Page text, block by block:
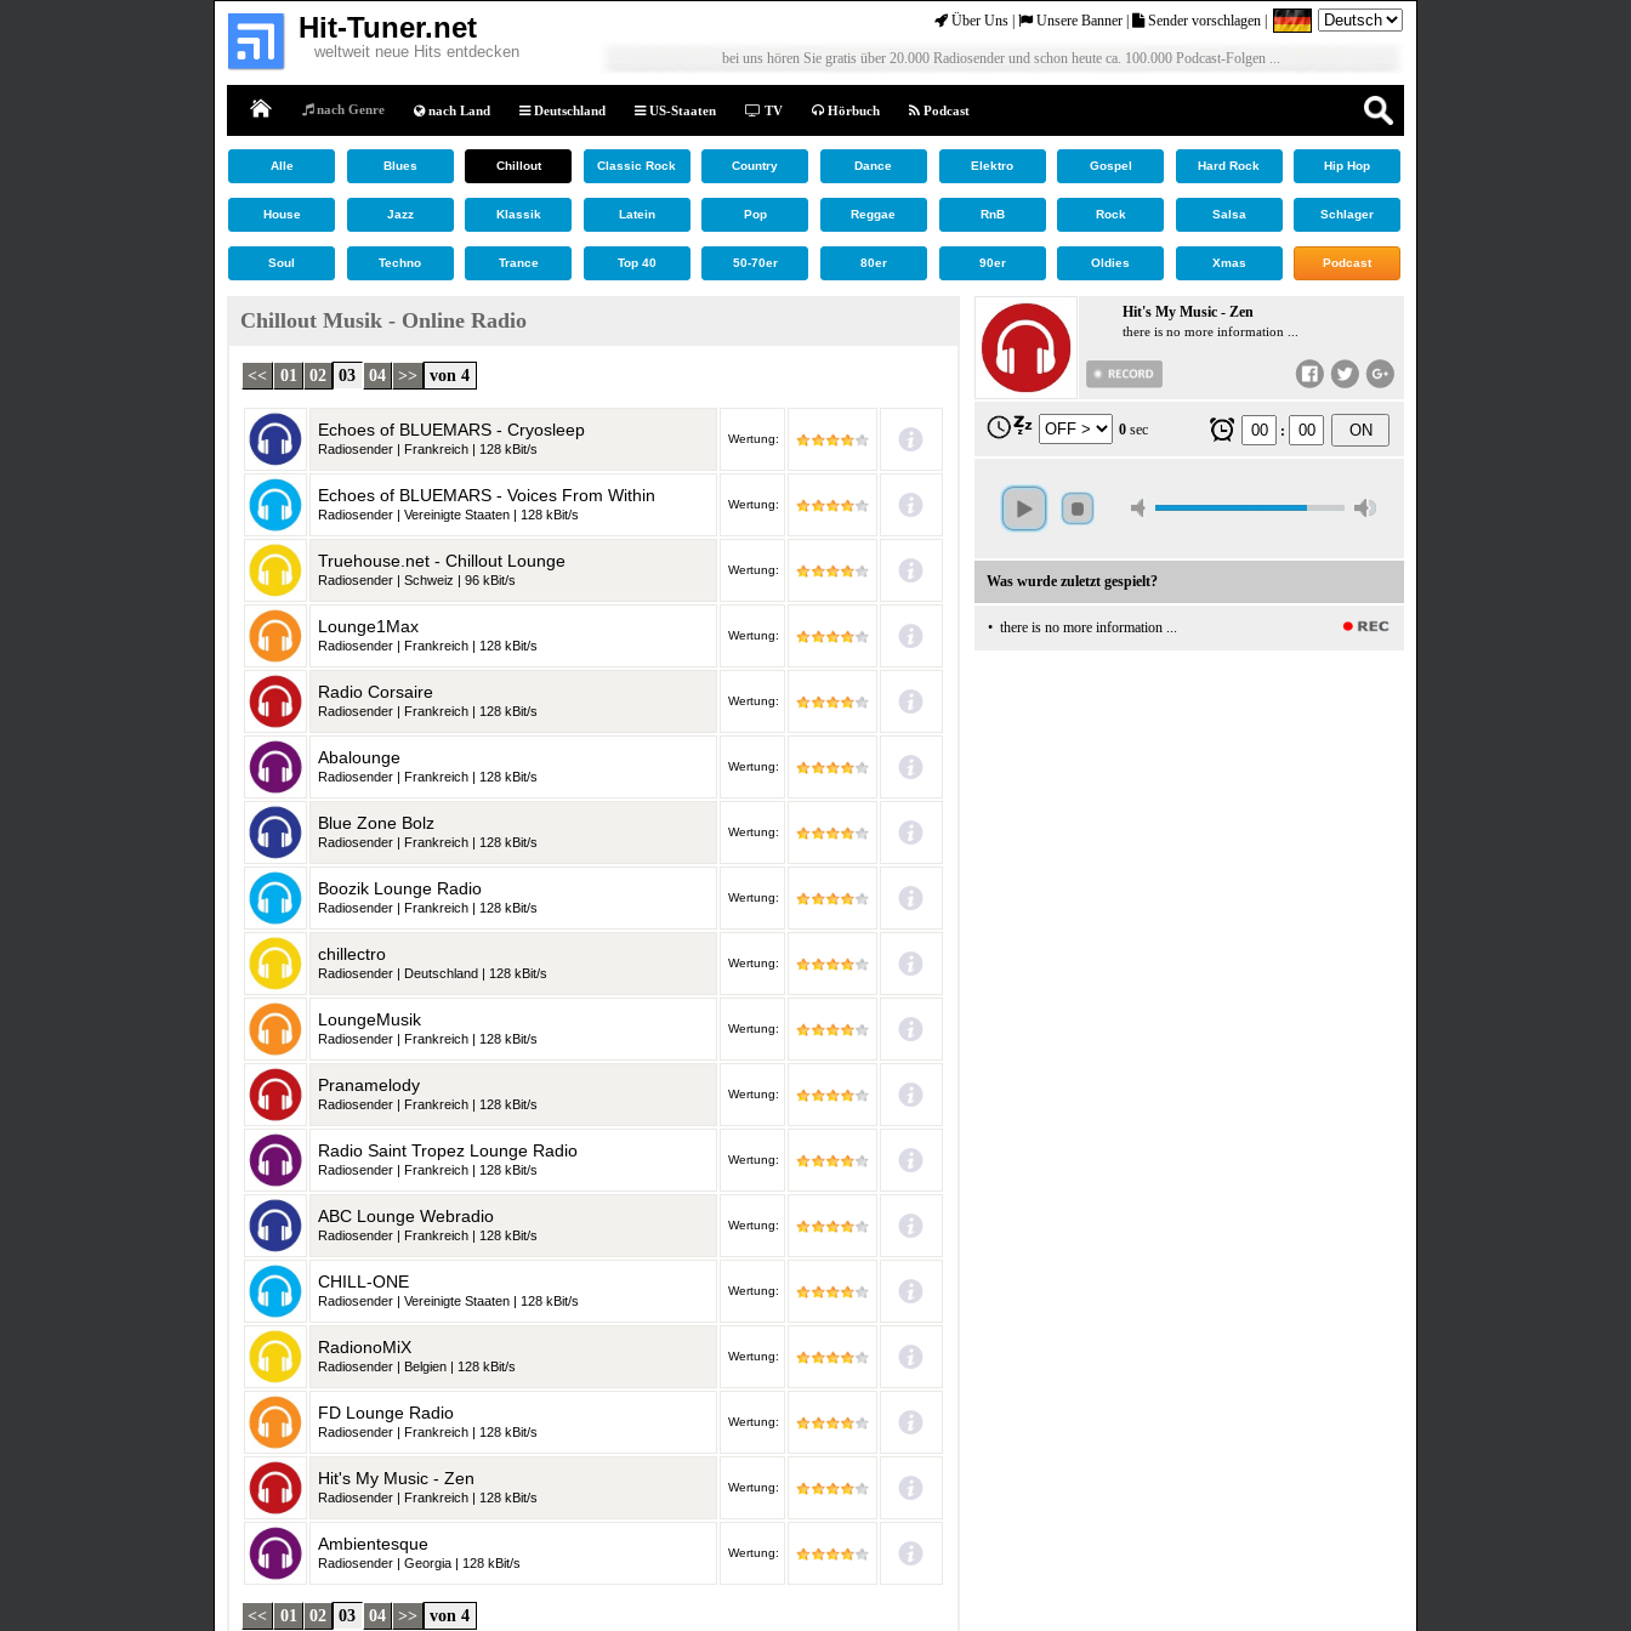
Hit-Tuner.net
weltweit neue Hits entdecken
Über Uns Unsere Banner Sender vorschlagen
bei uns hören Sie gratis über 20.000 Radiosender und schon heute ca. 100.000 Podcast-Folgen ...
nach Genre nach Land Deutschland US-Staaten TV Hörbuch Podcast
Alle Blues Chillout Classic Rock Country Dance Elektro Gospel Hard Rock Hip Hop
House Jazz Klassik Latein Pop Reggae RnB Rock Salsa Schlager
Soul Techno Trance Top 40 50-70er 80er 90er Oldies Xmas Podcast
Chillout Musik - Online Radio
<< 01 02 03 04 >> von 4
Echoes of BLUEMARS - Cryosleep
Radiosender | Frankreich | 128 kBit/s
Wertung:
Echoes of BLUEMARS - Voices From Within
Radiosender | Vereinigte Staaten | 128 kBit/s
Wertung:
Truehouse.net - Chillout Lounge
Radiosender | Schweiz | 96 kBit/s
Wertung:
Lounge1Max
Radiosender | Frankreich | 128 kBit/s
Wertung:
Radio Corsaire
Radiosender | Frankreich | 128 kBit/s
Wertung:
Abalounge
Radiosender | Frankreich | 128 kBit/s
Wertung:
Blue Zone Bolz
Radiosender | Frankreich | 128 kBit/s
Wertung:
Boozik Lounge Radio
Radiosender | Frankreich | 128 kBit/s
Wertung:
chillectro
Radiosender | Deutschland | 128 kBit/s
Wertung:
LoungeMusik
Radiosender | Frankreich | 128 kBit/s
Wertung:
Pranamelody
Radiosender | Frankreich | 128 kBit/s
Wertung:
Radio Saint Tropez Lounge Radio
Radiosender | Frankreich | 128 kBit/s
Wertung:
ABC Lounge Webradio
Radiosender | Frankreich | 128 kBit/s
Wertung:
CHILL-ONE
Radiosender | Vereinigte Staaten | 128 kBit/s
Wertung:
RadionoMiX
Radiosender | Belgien | 128 kBit/s
Wertung:
FD Lounge Radio
Radiosender | Frankreich | 128 kBit/s
Wertung:
Hit's My Music - Zen
Radiosender | Frankreich | 128 kBit/s
Wertung:
Ambientesque
Radiosender | Georgia | 128 kBit/s
Wertung:
<< 01 02 03 04 >> von 4
Hit's My Music - Zen
there is no more information ...
0 sec : ON
Was wurde zuletzt gespielt?
• there is no more information ...